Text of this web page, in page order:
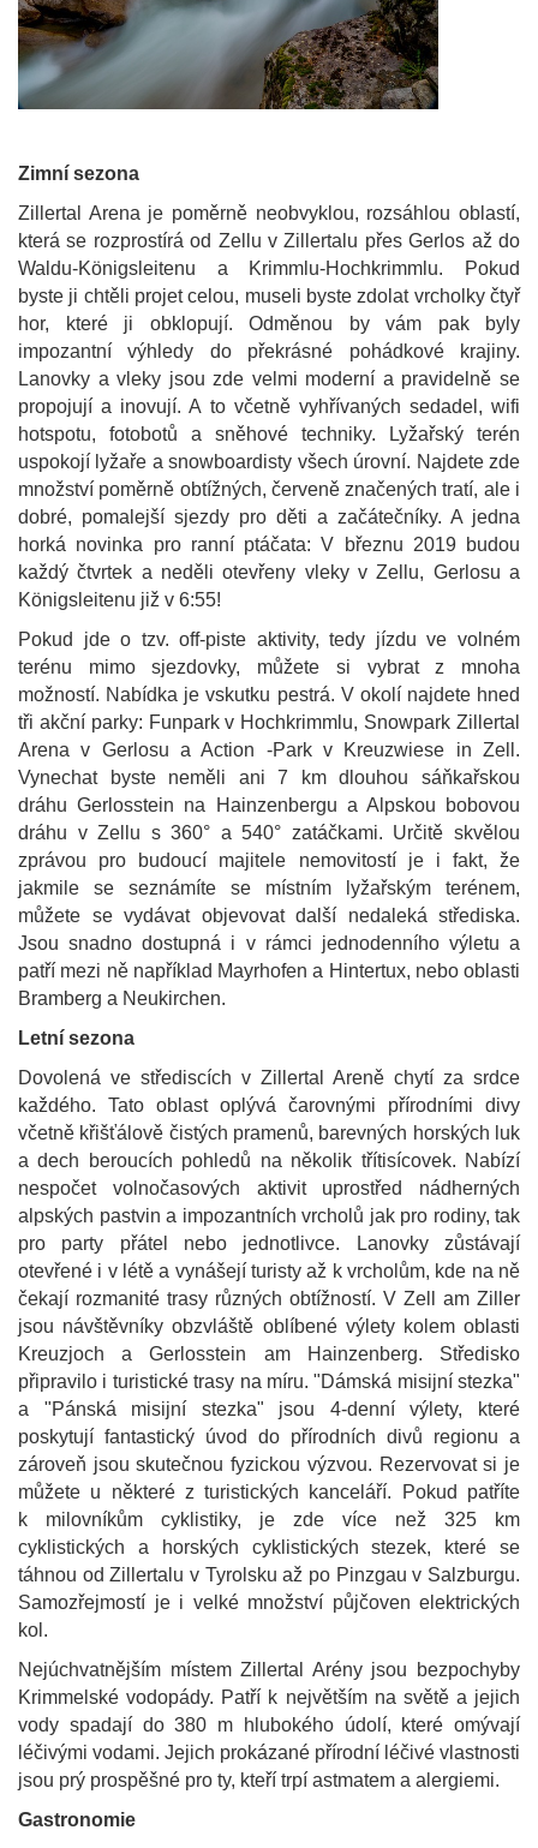
Zimní sezona
Zillertal Arena je poměrně neobvyklou, rozsáhlou oblastí,
která se rozprostírá od Zellu v Zillertalu přes Gerlos až do
Waldu-Königsleitenu a Krimmlu-Hochkrimmlu. Pokud
byste ji chtěli projet celou, museli byste zdolat vrcholky čtyř
hor, které ji obklopují. Odměnou by vám pak byly
impozantní výhledy do překrásné pohádkové krajiny.
Lanovky a vleky jsou zde velmi moderní a pravidelně se
propojují a inovují. A to včetně vyhřívaných sedadel, wifi
hotspotu, fotobotů a sněhové techniky. Lyžařský terén
uspokojí lyžaře a snowboardisty všech úrovní. Najdete zde
množství poměrně obtížných, červeně značených tratí, ale i
dobré, pomalejší sjezdy pro děti a začátečníky. A jedna
horká novinka pro ranní ptáčata: V březnu 2019 budou
každý čtvrtek a neděli otevřeny vleky v Zellu, Gerlosu a
Königsleitenu již v 6:55!
Pokud jde o tzv. off-piste aktivity, tedy jízdu ve volném
terénu mimo sjezdovky, můžete si vybrat z mnoha
možností. Nabídka je vskutku pestrá. V okolí najdete hned
tři akční parky: Funpark v Hochkrimmlu, Snowpark Zillertal
Arena v Gerlosu a Action -Park v Kreuzwiese in Zell.
Vynechat byste neměli ani 7 km dlouhou sáňkařskou
dráhu Gerlosstein na Hainzenbergu a Alpskou bobovou
dráhu v Zellu s 360° a 540° zatáčkami. Určitě skvělou
zprávou pro budoucí majitele nemovitostí je i fakt, že
jakmile se seznámíte se místním lyžařským terénem,
můžete se vydávat objevovat další nedaleká střediska.
Jsou snadno dostupná i v rámci jednodenního výletu a
patří mezi ně například Mayrhofen a Hintertux, nebo oblasti
Bramberg a Neukirchen.
Letní sezona
Dovolená ve střediscích v Zillertal Areně chytí za srdce
každého. Tato oblast oplývá čarovnými přírodními divy
včetně křišťálově čistých pramenů, barevných horských luk
a dech beroucích pohledů na několik třítisícovek. Nabízí
nespočet volnočasových aktivit uprostřed nádherných
alpských pastvin a impozantních vrcholů jak pro rodiny, tak
pro party přátel nebo jednotlivce. Lanovky zůstávají
otevřené i v létě a vynášejí turisty až k vrcholům, kde na ně
čekají rozmanité trasy různých obtížností. V Zell am Ziller
jsou návštěvníky obzvláště oblíbené výlety kolem oblasti
Kreuzjoch a Gerlosstein am Hainzenberg. Středisko
připravilo i turistické trasy na míru. "Dámská misijní stezka"
a "Pánská misijní stezka" jsou 4-denní výlety, které
poskytují fantastický úvod do přírodních divů regionu a
zároveň jsou skutečnou fyzickou výzvou. Rezervovat si je
můžete u některé z turistických kanceláří. Pokud patříte
k milovníkům cyklistiky, je zde více než 325 km
cyklistických a horských cyklistických stezek, které se
táhnou od Zillertalu v Tyrolsku až po Pinzgau v Salzburgu.
Samozřejmostí je i velké množství půjčoven elektrických
kol.
Nejúchvatnějším místem Zillertal Arény jsou bezpochyby
Krimmelské vodopády. Patří k největším na světě a jejich
vody spadají do 380 m hlubokého údolí, které omývají
léčivými vodami. Jejich prokázané přírodní léčivé vlastnosti
jsou prý prospěšné pro ty, kteří trpí astmatem a alergiemi.
Gastronomie